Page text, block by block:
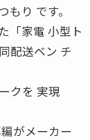
り です。
「家電 小型ト
配送ベン チ
クを 実現
がメーカー